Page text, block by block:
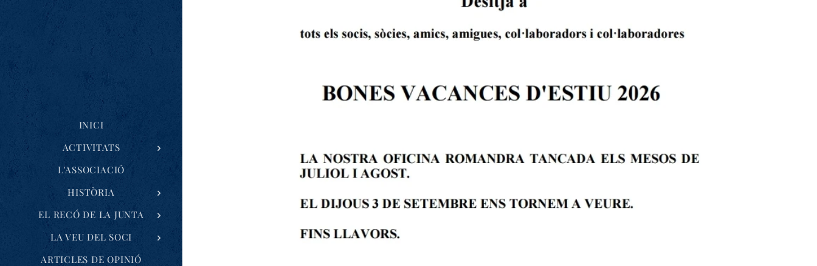
INICI
ACTIVITATS
L'ASSOCIACIÓ
HISTÒRIA
EL RECÓ DE LA JUNTA
LA VEU DEL SOCI
ARTICLES DE OPINIÓ